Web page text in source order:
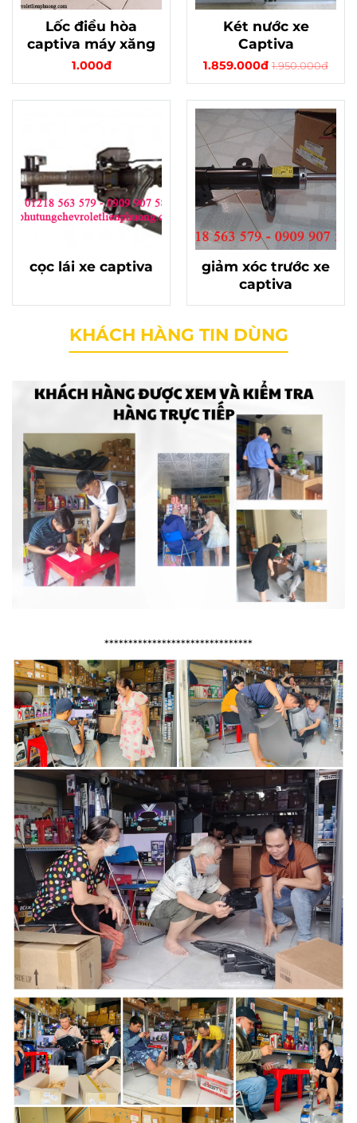
Lốc điều hòa
captiva máy xăng
1.000đ
Két nước xe
Captiva
1.859.000đ 1.950.000đ
cọc lái xe captiva
giảm xóc trước xe
captiva
KHÁCH HÀNG TIN DÙNG
*******************************